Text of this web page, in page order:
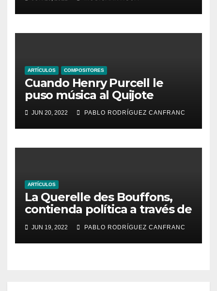
ARTÍCULOS COMPOSITORES
Cuando Henry Purcell le
puso música al Quijote
JUN 20, 2022 PABLO RODRÍGUEZ CANFRANC
ARTÍCULOS
La Querelle des Bouffons,
contienda política a través de
la ópera
JUN 19, 2022 PABLO RODRÍGUEZ CANFRANC